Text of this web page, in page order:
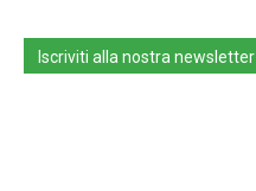
Iscriviti alla nostra newsletter